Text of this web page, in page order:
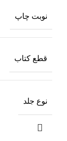
نوبت چاپ
قطع کتاب
نوع جلد